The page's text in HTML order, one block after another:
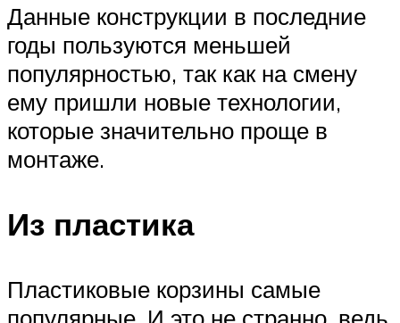
Данные конструкции в последние
годы пользуются меньшей
популярностью, так как на смену
ему пришли новые технологии,
которые значительно проще в
монтаже.
Из пластика
Пластиковые корзины самые